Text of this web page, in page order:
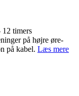
timers
på højre øre-
på kabel. Læs mere